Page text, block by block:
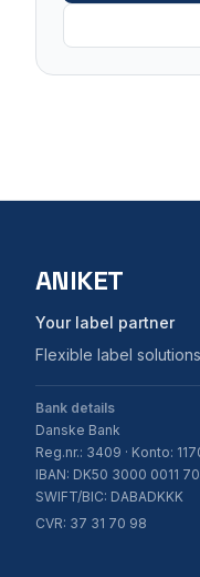
ANIKET
Your label partner
Flexible label
Bank details
Danske Bank
Reg.nr.: 3409 · Konto:
IBAN: DK50 3000 0011
SWIFT/BIC: DABADKKK
CVR: 37 31 70 98